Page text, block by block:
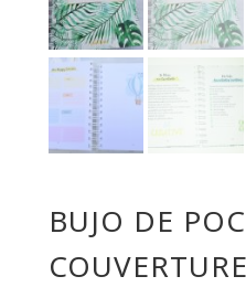
BUJO DE